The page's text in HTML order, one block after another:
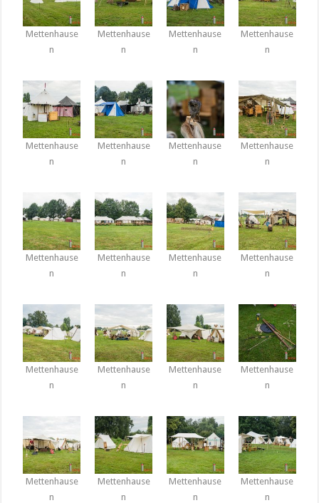
Mettenhause
n
Mettenhause
n
Mettenhause
n
Mettenhause
n
Mettenhause
n
Mettenhause
n
Mettenhause
n
Mettenhause
n
Mettenhause
n
Mettenhause
n
Mettenhause
n
Mettenhause
n
Mettenhause
n
Mettenhause
n
Mettenhause
n
Mettenhause
n
Mettenhause
n
Mettenhause
n
Mettenhause
n
Mettenhause
n